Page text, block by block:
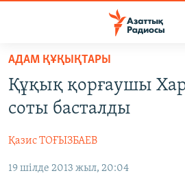
Skip
main
content
to
Navigation
САЯСАТ
ҚАҢТАР ОҚИҒАСЫ
АДАМ ҚҰҚЫҚТАРЫ
АДАМ ҚҰҚЫҚТАРЫ
Құқық қорғаушы
соты басталды
Қазис ТОҒЫЗБАЕВ
19 шілде 2013 жыл, 20:04